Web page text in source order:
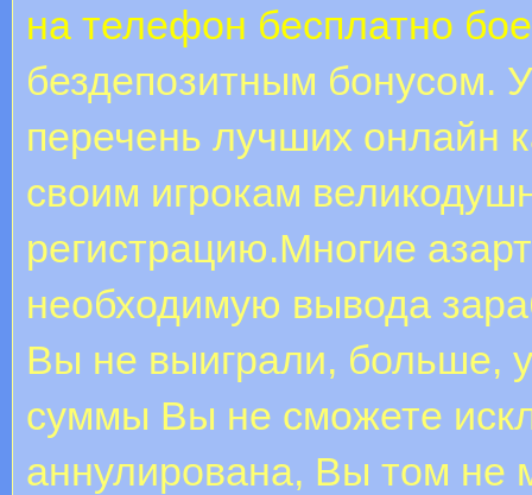
на телефон бесплатно
бездепозитным бонусом.
перечень лучших онлайн
своим игрокам
регистрацию.Многие
необходимую вывода
Вы не выиграли, больше,
суммы Вы не сможете
аннулирована, Вы том не